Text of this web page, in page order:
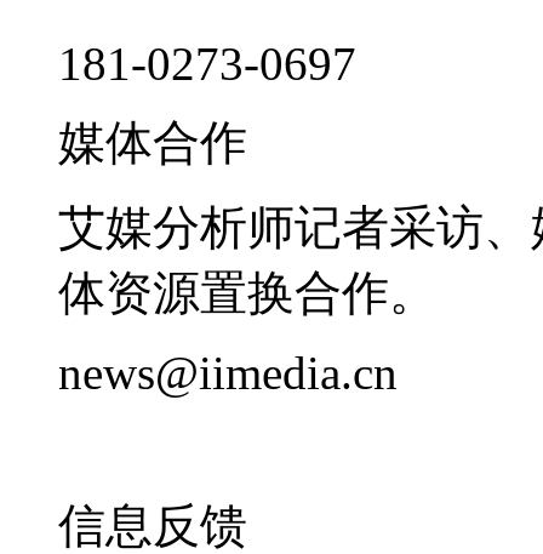
181-0273-0697
媒体合作
艾媒分析师记者采访
体资源置换合作。
news@iimedia.cn
信息反馈